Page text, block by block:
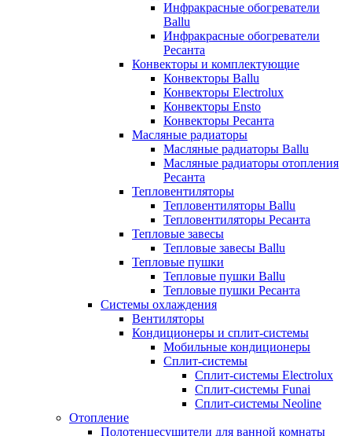
Инфракрасные обогреватели
Ballu
Инфракрасные обогреватели
Ресанта
Конвекторы и комплектующие
Конвекторы Ballu
Конвекторы Electrolux
Конвекторы Ensto
Конвекторы Ресанта
Масляные радиаторы
Масляные радиаторы Ballu
Масляные радиаторы отопления
Ресанта
Тепловентиляторы
Тепловентиляторы Ballu
Тепловентиляторы Ресанта
Тепловые завесы
Тепловые завесы Ballu
Тепловые пушки
Тепловые пушки Ballu
Тепловые пушки Ресанта
Системы охлаждения
Вентиляторы
Кондиционеры и сплит-системы
Мобильные кондиционеры
Сплит-системы
Сплит-системы Electrolux
Сплит-системы Funai
Сплит-системы Neoline
Отопление
Полотенцесушители для ванной комнаты